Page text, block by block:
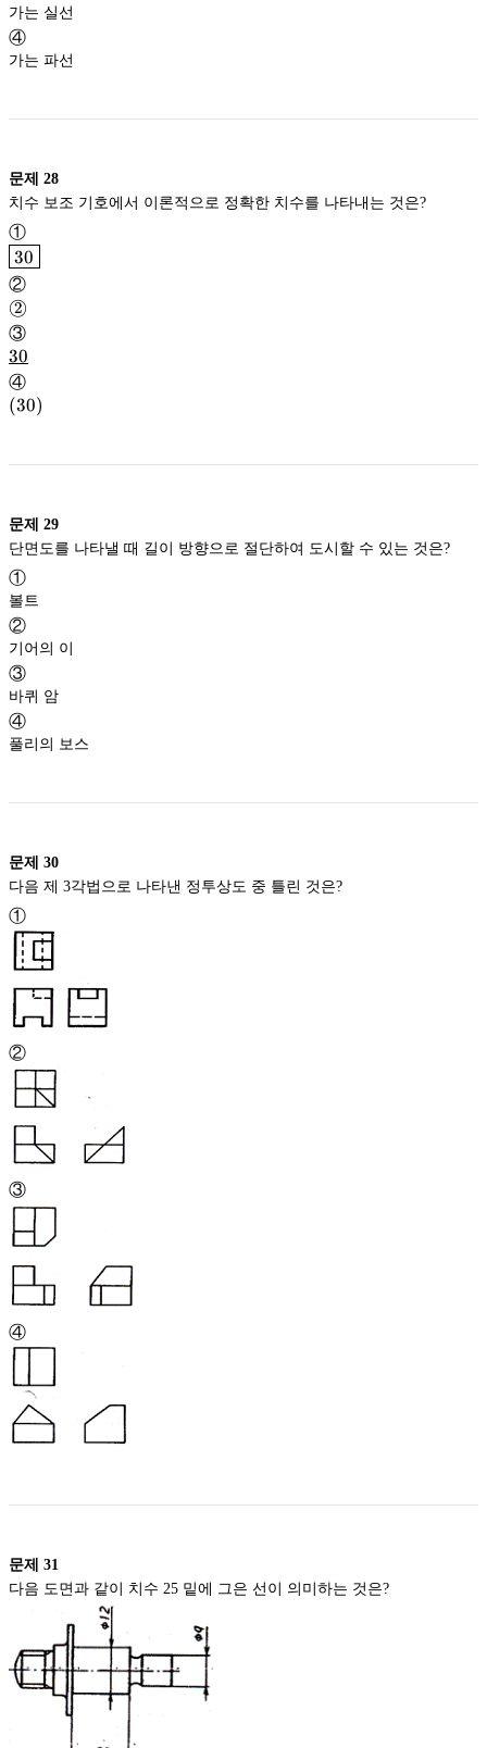
가는 실선
④
가는 파선
문제 28
①
\fbox{30}
30
30
②
\textcircled{\small
2}
2
◯
2
◯
③
\underbar{30}
30
30
④
(30)
(30)
문제 29
①
볼트
②
기어의 이
③
바퀴 암
④
풀리의 보스
문제 30
①
②
③
④
문제 31